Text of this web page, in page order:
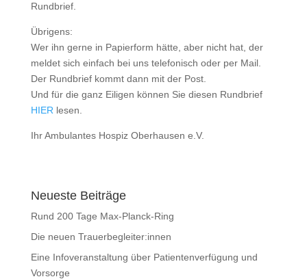
Rundbrief.
Übrigens:
Wer ihn gerne in Papierform hätte, aber nicht hat, der
meldet sich einfach bei uns telefonisch oder per Mail.
Der Rundbrief kommt dann mit der Post.
Und für die ganz Eiligen können Sie diesen Rundbrief
HIER lesen.
Ihr Ambulantes Hospiz Oberhausen e.V.
Neueste Beiträge
Rund 200 Tage Max-Planck-Ring
Die neuen Trauerbegleiter:innen
Eine Infoveranstaltung über Patientenverfügung und
Vorsorge